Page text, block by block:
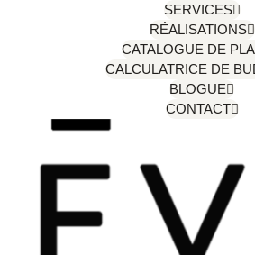
SERVICES
RÉALISATIONS
CATALOGUE DE
CALCULATRICE DE
BLOGUE
CONTACT